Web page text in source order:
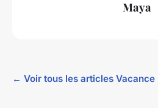
Maya
← Voir tous les articles Vacance